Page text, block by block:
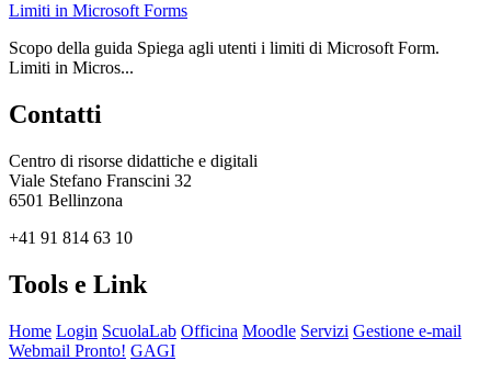
Limiti in Microsoft Forms
Scopo della guida Spiega agli utenti i limiti di Microsoft Form.
Limiti in Micros...
Contatti
Centro di risorse didattiche e digitali
Viale Stefano Franscini 32
6501 Bellinzona
+41 91 814 63 10
Tools e Link
Home Login ScuolaLab Officina Moodle Servizi Gestione e-mail
Webmail Pronto! GAGI